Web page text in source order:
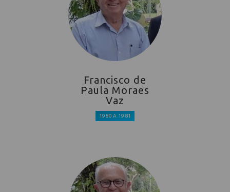
Francisco de
Paula Moraes
Vaz
1980 A 1981